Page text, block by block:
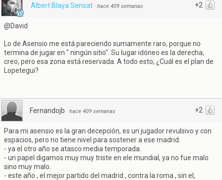
+2
Albert Blaya Sensat · hace 409 semanas
@David
Lo de Asensio me está pareciendo sumamente raro, porque no
termina de jugar en " ningún sitio". Su lugar idóneo es la derecha,
creo, pero esa zona está reservada. A todo esto, ¿Cuál es el plan de
Lopetegui?
+2
Fernandojb · hace 409 semanas
Para mi asensio es la gran decepción, es un jugador revulsivo y con
espacios, pero no tiene nivel para sostener a ese madrid.
- ya el otro año se atasco media temporada.
- un papel digamos muy muy triste en ele mundial, ya no fue malo
sino muy malo.
- este año , el mejor partido del madrid , contra la roma , sin el,